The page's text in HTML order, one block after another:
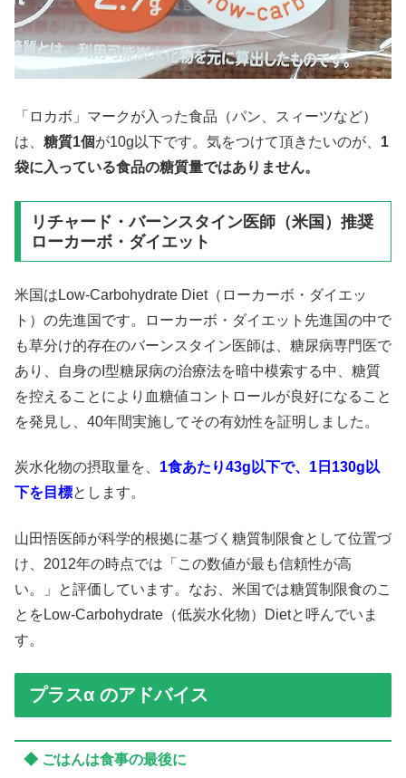
「ロカボ」マークが入った食品（パン、スィーツなど）
は、 糖質1個が10g以下です。気をつけて頂きたいのが、 1
袋に入っている食品の糖質量ではありません。
リチャード・バーンスタイン医師（米国）推奨
ローカーボ・ダイエット
米国はLow-Carbohydrate Diet（ローカーボ・ダイエッ
ト）の先進国です。ローカーボ・ダイエット先進国の中で
も草分け的存在のバーンスタイン医師は、糖尿病専門医で
あり、自身のI型糖尿病の治療法を暗中模索する中、糖質
を控えることにより血糖値コントロールが良好になること
を発見し、40年間実施してその有効性を証明しました。
炭水化物の摂取量を、 1食あたり43g以下で、1日 130g以
下を目標とします。
山田悟医師が科学的根拠に基づく糖質制限食として位置づ
け、2012年の時点では「この数値が最も信頼性が高
い。」と評価しています。なお、米国では糖質制限食のこ
とを Low-Carbohydrate（低炭水化物）Dietと呼んでいま
す。
プラスα のアドバイス
◆ ごはんは食事の最後に